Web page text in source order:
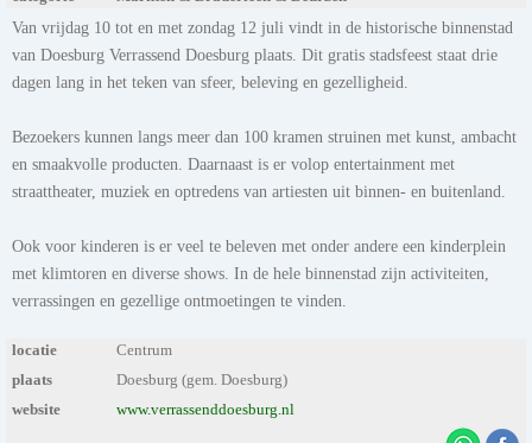
Van vrijdag 10 tot en met zondag 12 juli vindt in de historische binnenstad
van Doesburg Verrassend Doesburg plaats. Dit gratis stadsfeest staat drie
dagen lang in het teken van sfeer, beleving en gezelligheid.
Bezoekers kunnen langs meer dan 100 kramen struinen met kunst, ambacht
en smaakvolle producten. Daarnaast is er volop entertainment met
straattheater, muziek en optredens van artiesten uit binnen- en buitenland.
Ook voor kinderen is er veel te beleven met onder andere een kinderplein
met klimtoren en diverse shows. In de hele binnenstad zijn activiteiten,
verrassingen en gezellige ontmoetingen te vinden.
locatie
Centrum
plaats
Doesburg (gem. Doesburg)
website
www.verrassenddoesburg.nl